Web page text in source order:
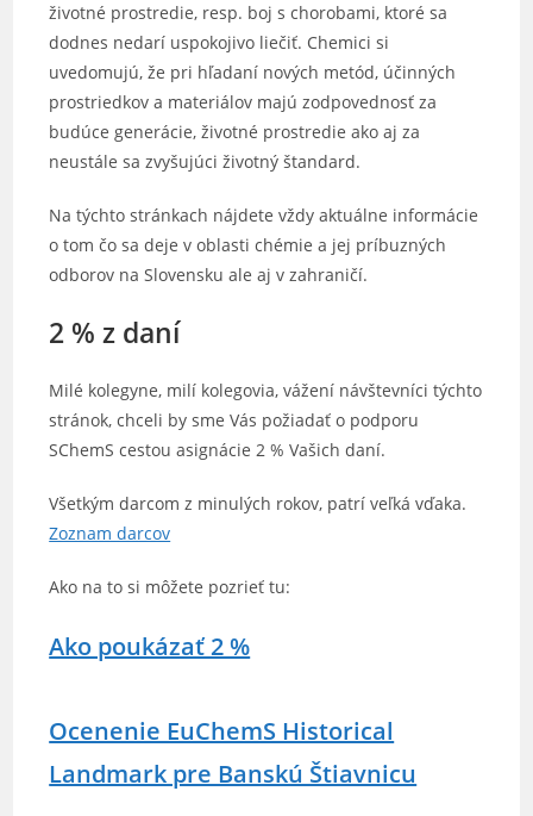
životné prostredie, resp. boj s chorobami, ktoré sa
dodnes nedarí uspokojivo liečiť. Chemici si
uvedomujú, že pri hľadaní nových metód, účinných
prostriedkov a materiálov majú zodpovednosť za
budúce generácie, životné prostredie ako aj za
neustále sa zvyšujúci životný štandard.
Na týchto stránkach nájdete vždy aktuálne informácie
o tom čo sa deje v oblasti chémie a jej príbuzných
odborov na Slovensku ale aj v zahraničí.
2 % z daní
Milé kolegyne, milí kolegovia, vážení návštevníci týchto
stránok, chceli by sme Vás požiadať o podporu
SChemS cestou asignácie 2 % Vašich daní.
Všetkým darcom z minulých rokov, patrí veľká vďaka.
Zoznam darcov
Ako na to si môžete pozrieť tu:
Ako poukázať 2 %
Ocenenie EuChemS Historical
Landmark pre Banskú Štiavnicu